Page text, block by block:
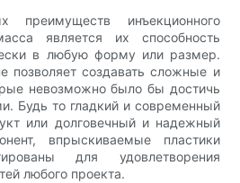
инъекционного
является их способность
в любую форму или размер.
позволяет создавать сложные и
невозможно было бы достичь
Будь то гладкий и современный
или долговечный и надежный
впрыскиваемые пластики
для удовлетворения
любого проекта.